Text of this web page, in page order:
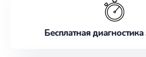
Бесплатная